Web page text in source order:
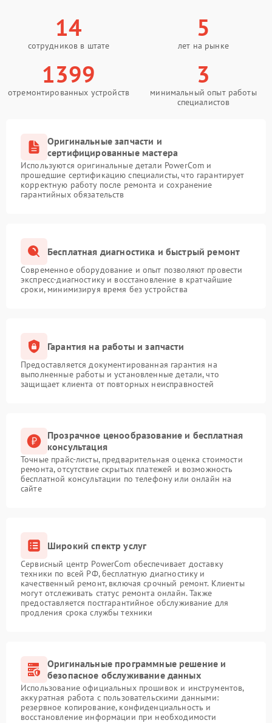
14
сотрудников в штате
5
лет на рынке
1399
отремонтированных устройств
3
минимальный опыт работы
специалистов
Оригинальные запчасти и
сертифицированные мастера
Используются оригинальные детали PowerCom и
прошедшие сертификацию специалисты, что гарантирует
корректную работу после ремонта и сохранение
гарантийных обязательств
Бесплатная диагностика и быстрый ремонт
Современное оборудование и опыт позволяют провести
экспресс-диагностику и восстановление в кратчайшие
сроки, минимизируя время без устройства
Гарантия на работы и запчасти
Предоставляется документированная гарантия на
выполненные работы и установленные детали, что
защищает клиента от повторных неисправностей
Прозрачное ценообразование и бесплатная
консультация
Точные прайс-листы, предварительная оценка стоимости
ремонта, отсутствие скрытых платежей и возможность
бесплатной консультации по телефону или онлайн на
сайте
Широкий спектр услуг
Сервисный центр PowerCom обеспечивает доставку
техники по всей РФ, бесплатную диагностику и
качественный ремонт, включая срочный ремонт. Клиенты
могут отслеживать статус ремонта онлайн. Также
предоставляется постгарантийное обслуживание для
продления срока службы техники
Оригинальные программные решение и
безопасное обслуживание данных
Использование официальных прошивок и инструментов,
аккуратная работа с пользовательскими данными:
резервное копирование, конфиденциальность и
восстановление информации при необходимости